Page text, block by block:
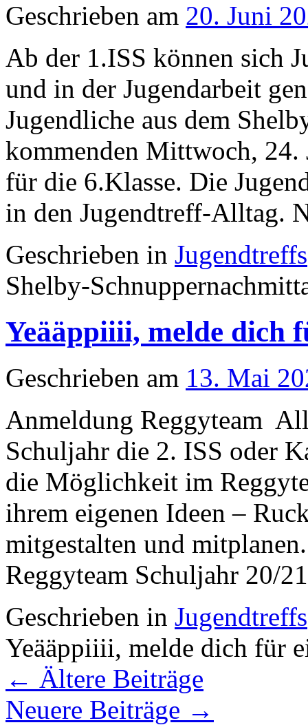
Geschrieben am 20. Juni
Ab der 1.ISS können sich
und in der Jugendarbeit
Jugendliche aus dem
kommenden Mittwoch, 24.
für die 6.Klasse. Die
in den Jugendtreff-Alltag.
Geschrieben in Jugendtreffs
Shelby-
Yeääppiiii, melde dich
Geschrieben am 13. Mai
Anmeldung Reggyteam
Schuljahr die 2. ISS oder
die Möglichkeit im
ihrem eigenen Ideen –
mitgestalten und
Reggyteam Schuljahr 20/
Geschrieben in Jugendtreffs
Yeääppiiii, melde dich für
← Ältere Beiträge
Neuere Beiträge →